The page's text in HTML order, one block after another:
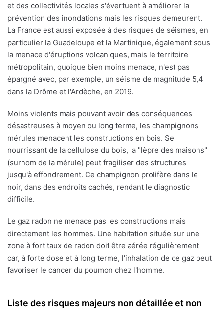
et des collectivités locales s'évertuent à améliorer la
prévention des inondations mais les risques demeurent.
La France est aussi exposée à des risques de séismes, en
particulier la Guadeloupe et la Martinique, également sous
la menace d'éruptions volcaniques, mais le territoire
métropolitain, quoique bien moins menacé, n'est pas
épargné avec, par exemple, un séisme de magnitude 5,4
dans la Drôme et l'Ardèche, en 2019.
Moins violents mais pouvant avoir des conséquences
désastreuses à moyen ou long terme, les champignons
mérules menacent les constructions en bois. Se
nourrissant de la cellulose du bois, la "lèpre des maisons"
(surnom de la mérule) peut fragiliser des structures
jusqu'à effondrement. Ce champignon prolifère dans le
noir, dans des endroits cachés, rendant le diagnostic
difficile.
Le gaz radon ne menace pas les constructions mais
directement les hommes. Une habitation située sur une
zone à fort taux de radon doit être aérée régulièrement
car, à forte dose et à long terme, l'inhalation de ce gaz peut
favoriser le cancer du poumon chez l'homme.
Liste des risques majeurs non détaillée et non